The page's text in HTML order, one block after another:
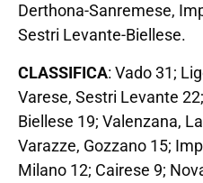
Derthona-Sanremese,
Sestri Levante-Biellese.
CLASSIFICA: Vado 31;
Varese, Sestri Levante
Biellese 19; Valenzana,
Varazze, Gozzano 15;
Milano 12; Cairese 9;